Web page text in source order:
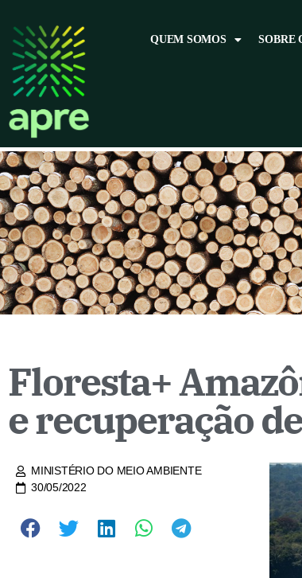
QUEM SOMOS SOBRE
Floresta+
e recuperação
MINISTÉRIO DO MEIO AMBIENTE
30/05/2022